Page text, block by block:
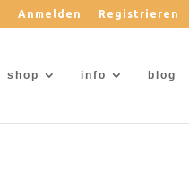
Anmelden Registrieren
shop info blog